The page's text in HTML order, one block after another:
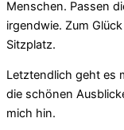
Menschen. Passen
irgendwie. Zum
Sitzplatz.
Letztendlich geht es
die schönen
mich hin.